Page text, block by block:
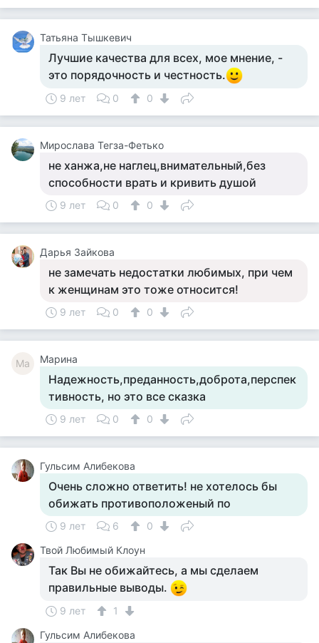
Татьяна Тышкевич
Лучшие качества для всех, мое мнение, -
это порядочность и честность.
9 лет 0 0
Мирослава Тегза-Фетько
не ханжа,не наглец,внимательный,без
способности врать и кривить душой
9 лет 0 0
Дарья Зайкова
не замечать недостатки любимых, при чем
к женщинам это тоже относится!
9 лет 0 0
Ма Марина
Надежность,преданность,доброта,перспек
тивность, но это все сказка
9 лет 0 0
Гульсим Алибекова
Очень сложно ответить! не хотелось бы
обижать противоположеный по
9 лет 6
0
Твой Любимый Клоун
Так Вы не обижайтесь, а мы сделаем
правильные выводы.
9 лет
1
Гульсим Алибекова